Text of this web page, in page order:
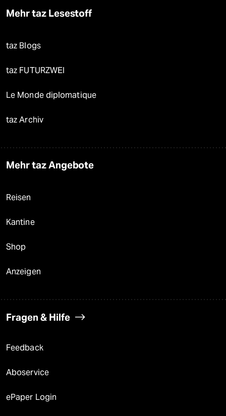
Mehr taz Lesestoff
taz Blogs
taz FUTURZWEI
Le Monde diplomatique
taz Archiv
Mehr taz Angebote
Reisen
Kantine
Shop
Anzeigen
Fragen & Hilfe
Feedback
Aboservice
ePaper Login